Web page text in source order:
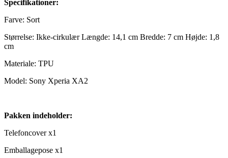
Specifikationer:
Farve: Sort
Størrelse: Ikke-cirkulær Længde: 14,1 cm Bredde: 7 cm Højde: 1,8
cm
Materiale: TPU
Model: Sony Xperia XA2
Pakken indeholder:
Telefoncover x1
Emballagepose x1